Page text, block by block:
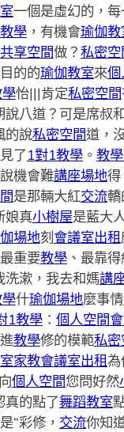
一個是虛幻的，
教學，有機會瑜伽教
共享空間做？私密空
的的瑜伽教室來個
怡|||肯定私密空間
說八道？可是席叔
的說私密空間道，
了1對1教學。 教
機會難講座場地得
是那輛大紅交流轎
娘真小樹屋是藍大
場地刻 會議室出租
最重要教學、最靠
洗漱，我去和媽講
什瑜伽場地麼事情
1教學： 個人空間
教學修的模範私密
家教會議室出租為
個人空間您問好然
真的點了舞蹈教室
是“彩修， 交流你知